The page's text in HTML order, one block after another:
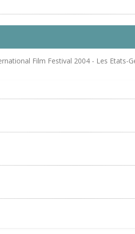
Film Festival 2004 - Les Etats-